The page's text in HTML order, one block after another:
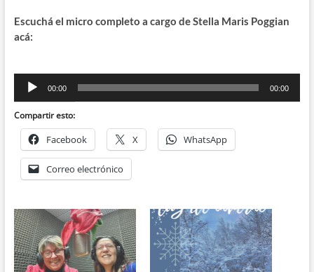
Escuchá el micro completo a cargo de Stella Maris Poggian
acá:
Reproductor
audio
00:00 00:00
Compartir esto:
Facebook X WhatsApp
Correo electrónico